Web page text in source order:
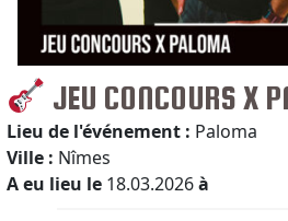
JEU CONCOURS X
Lieu de l'événement : Paloma
Ville : Nîmes
A eu lieu le 18.03.2026à